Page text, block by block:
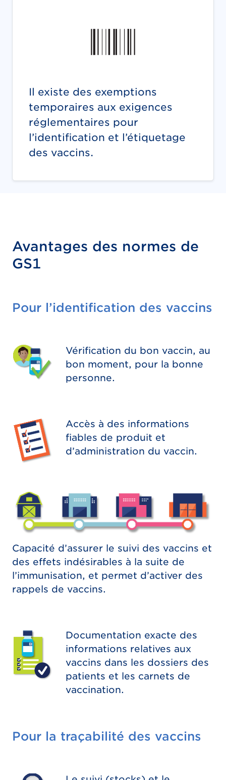
Il existe des exemptions
temporaires aux exigences
réglementaires pour
l’identification et l’étiquetage
des vaccins.
Avantages des normes de
GS1
Pour l’identification des vaccins
Vérification du bon vaccin, au
bon moment, pour la bonne
personne.
Accès à des informations
fiables de produit et
d’administration du vaccin.
Capacité d’assurer le suivi des vaccins et
des effets indésirables à la suite de
l’immunisation, et permet d’activer des
rappels de vaccins.
Documentation exacte des
informations relatives aux
vaccins dans les dossiers des
patients et les carnets de
vaccination.
Pour la traçabilité des vaccins